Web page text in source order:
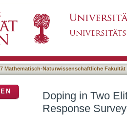
7 Mathematisch-Naturwissenschaftliche Fakultät
Doping in Two
Response